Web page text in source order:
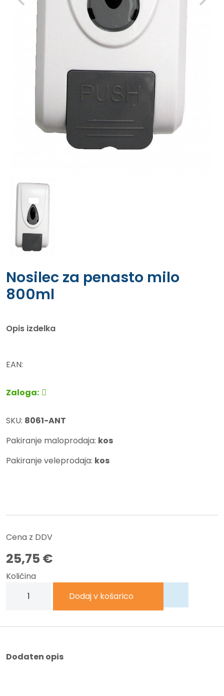
Nosilec za penasto milo
800ml
Opis izdelka
EAN:
Zaloga:
SKU: 8061-ANT
Pakiranje maloprodaja: kos
Pakiranje veleprodaja: kos
Cena z DDV
25,75 €
Količina
milo
Dodaj v košarico
Dodaten opis